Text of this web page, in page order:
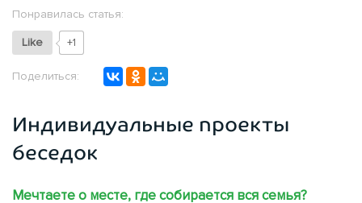
Понравилась статья:
Like +1
Поделиться:
Индивидуальные проекты
беседок
Мечтаете о месте, где собирается вся семья?